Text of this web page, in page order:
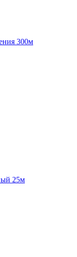
300м
25м